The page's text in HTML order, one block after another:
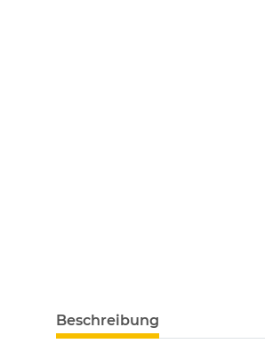
weitere Registerkarten anzeigen
Beschreibung